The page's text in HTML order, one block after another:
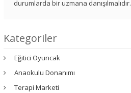
durumlarda bir uzmana danışılmalıdır.
Kategoriler
Eğitici Oyuncak
Anaokulu Donanımı
Terapi Marketi